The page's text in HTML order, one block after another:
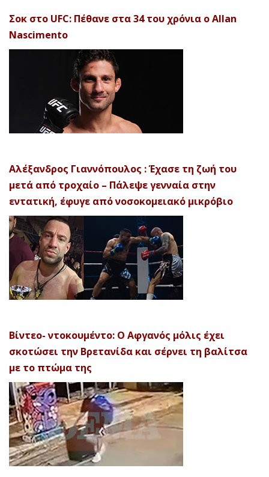
Σοκ στο UFC: Πέθανε στα 34 του χρόνια ο Allan
Nascimento
Αλέξανδρος Γιαννόπουλος : Έχασε τη ζωή του
μετά από τροχαίο – Πάλεψε γενναία στην
εντατική, έφυγε από νοσοκομειακό μικρόβιο
Βίντεο- ντοκουμέντο: Ο Αφγανός μόλις έχει
σκοτώσει την Βρετανίδα και σέρνει τη βαλίτσα
με το πτώμα της